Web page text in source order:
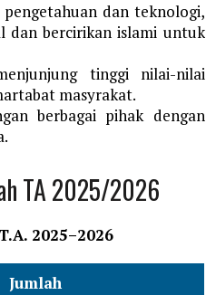
dan teknologi,
dan bercirikan islami untuk
tinggi nilai-nilai
masyrakat.
berbagai pihak dengan
TA 2025/2026
2025–2026
Jumlah